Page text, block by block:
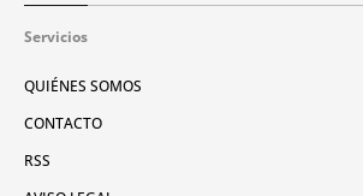
Servicios
QUIÉNES SOMOS
CONTACTO
RSS